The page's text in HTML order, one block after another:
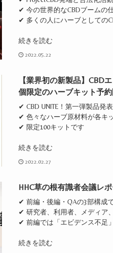
✔ 今の世界的なCBDブームの
✔ 多くの人にハーブとしての
続きを読む
2022.05.22
【業界初の新製品】CBD
個限定のハーブキット予
✔ CBD UNITE！第一弾製品発
✔ 色々なハーブ原材料が各キ
✔ 限定100キットです
続きを読む
2022.02.27
HHC草の根有識者会議レポ
✔ 前編・後編・QAの3部構成
✔ 研究者、利用者、メディア
✔ 前編では「エビデンス不足
続きを読む